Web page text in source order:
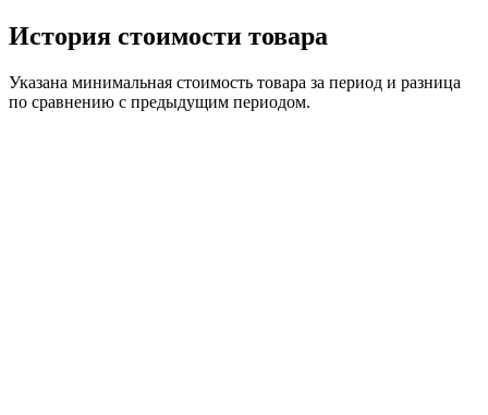
История стоимости товара
Указана минимальная стоимость товара за период и разница
по сравнению с предыдущим периодом.